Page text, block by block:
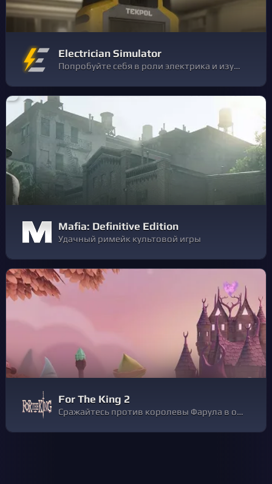
Electrician Simulator
Попробуйте себя в роли электрика и изучите основы электричества. Как и в реальной жизни, чините сломанные устройства, устанавливайте розетки, собирайте геймпады, пульты, колонки, вилки, люстры, меняйте лампочки и прокладывайте проводку.
Mafia: Definitive Edition
Удачный римейк культовой игры
For The King 2
Сражайтесь против королевы Фарула в одиночку или в составе группы из четырех игроков в продолжении For The King — знаменитой и популярной пошаговой настольной roguelite-RPG. Сможете ли вы разгадать ужасную тайну когда-то всеми любимой королевы?